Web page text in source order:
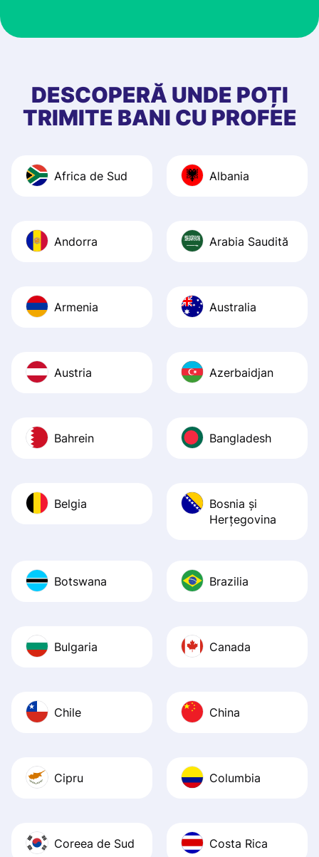
at Profee is very
first started
app, and they
quick to provide
DESCOPERĂ UNDE POȚI
TRIMITE BANI CU PROFEE
Africa de Sud Albania
Andorra Arabia Saudită
Armenia Australia
Austria Azerbaidjan
Bahrein Bangladesh
Belgia
Bosnia şi
Herţegovina
Botswana Brazilia
Bulgaria Canada
Chile China
Cipru Columbia
Coreea de Sud Costa Rica